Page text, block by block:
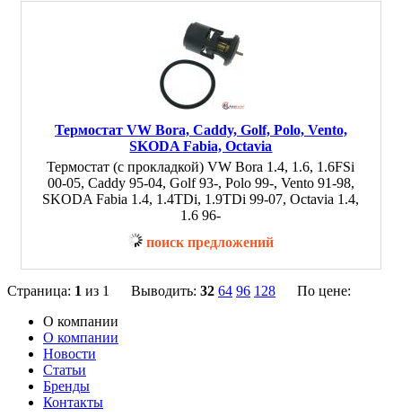
Термостат VW Bora, Caddy, Golf, Polo, Vento,
SKODA Fabia, Octavia
Термостат (с прокладкой) VW Bora 1.4, 1.6, 1.6FSi
00-05, Caddy 95-04, Golf 93-, Polo 99-, Vento 91-98,
SKODA Fabia 1.4, 1.4TDi, 1.9TDi 99-07, Octavia 1.4,
1.6 96-
поиск предложений
Страница: 1 из 1 Выводить: 32 64 96 128
По цене:
О компании
О компании
Новости
Статьи
Бренды
Контакты